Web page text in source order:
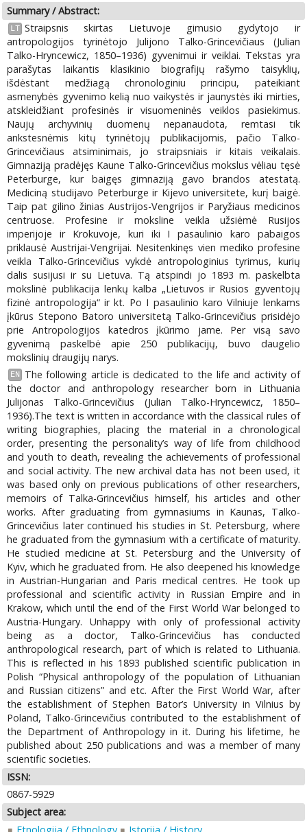
Summary / Abstract:
LT Straipsnis skirtas Lietuvoje gimusio gydytojo ir
antropologijos tyrinėtojo Julijono Talko-Grincevičiaus (Julian
Talko-Hryncewicz, 1850–1936) gyvenimui ir veiklai. Tekstas yra
parašytas laikantis klasikinio biografijų rašymo taisyklių,
išdėstant medžiagą chronologiniu principu, pateikiant
asmenybės gyvenimo kelią nuo vaikystės ir jaunystės iki mirties,
atskleidžiant profesinės ir visuomeninės veiklos pasiekimus.
Naujų archyvinių duomenų nepanaudota, remtasi tik
ankstesnėmis kitų tyrinėtojų publikacijomis, pačio Talko-
Grincevičiaus atsiminimais, jo straipsniais ir kitais veikalais.
Gimnaziją pradėjęs Kaune Talko-Grincevičius mokslus vėliau tęsė
Peterburge, kur baigęs gimnaziją gavo brandos atestatą.
Mediciną studijavo Peterburge ir Kijevo universitete, kurį baigė.
Taip pat gilino žinias Austrijos-Vengrijos ir Paryžiaus medicinos
centruose. Profesine ir moksline veikla užsiėmė Rusijos
imperijoje ir Krokuvoje, kuri iki I pasaulinio karo pabaigos
priklausė Austrijai-Vengrijai. Nesitenkinęs vien mediko profesine
veikla Talko-Grincevičius vykdė antropologinius tyrimus, kurių
dalis susijusi ir su Lietuva. Tą atspindi jo 1893 m. paskelbta
mokslinė publikacija lenkų kalba „Lietuvos ir Rusios gyventojų
fizinė antropologija“ ir kt. Po I pasaulinio karo Vilniuje lenkams
įkūrus Stepono Batoro universitetą Talko-Grincevičius prisidėjo
prie Antropologijos katedros įkūrimo jame. Per visą savo
gyvenimą paskelbė apie 250 publikacijų, buvo daugelio
mokslinių draugijų narys.
EN
The following article is dedicated to the life and activity of
the doctor and anthropology researcher born in Lithuania
Julijonas Talko-Grincevičius (Julian Talko-Hryncewicz, 1850–
1936).The text is written in accordance with the classical rules of
writing biographies, placing the material in a chronological
order, presenting the personality’s way of life from childhood
and youth to death, revealing the achievements of professional
and social activity. The new archival data has not been used, it
was based only on previous publications of other researchers,
memoirs of Talka-Grincevičius himself, his articles and other
works. After graduating from gymnasiums in Kaunas, Talko-
Grincevičius later continued his studies in St. Petersburg, where
he graduated from the gymnasium with a certificate of maturity.
He studied medicine at St. Petersburg and the University of
Kyiv, which he graduated from. He also deepened his knowledge
in Austrian-Hungarian and Paris medical centres. He took up
professional and scientific activity in Russian Empire and in
Krakow, which until the end of the First World War belonged to
Austria-Hungary. Unhappy with only of professional activity
being as a doctor, Talko-Grincevičius has conducted
anthropological research, part of which is related to Lithuania.
This is reflected in his 1893 published scientific publication in
Polish “Physical anthropology of the population of Lithuanian
and Russian citizens” and etc. After the First World War, after
the establishment of Stephen Bator’s University in Vilnius by
Poland, Talko-Grincevičius contributed to the establishment of
the Department of Anthropology in it. During his lifetime, he
published about 250 publications and was a member of many
scientific societies.
ISSN:
0867-5929
Subject area: